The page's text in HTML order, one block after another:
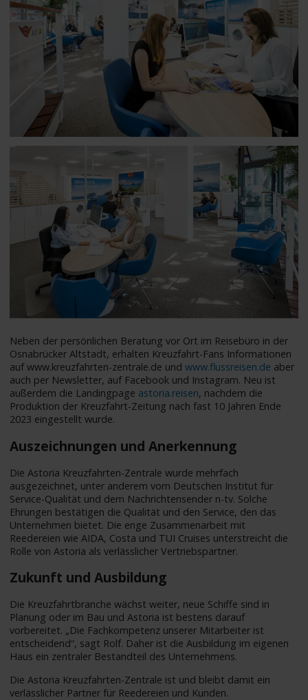
Neben der persönlichen Beratung vor Ort im Reisebüro in der
Osnabrücker Altstadt, erhalten Kreuzfahrt-Fans Informationen
auf www.kreuzfahrten-zentrale.de undwww.flussreisen.de aber
auch per Newsletter, auf Facebook und Instagram. Neu ist
außerdem die Landingpage astoria.reisen, nachdem die
Produktion der Kreuzfahrt-Zeitung nach fast 10 Jahren Ende
2023 eingestellt wurde.
Auszeichnungen und Anerkennung
Die Astoria Kreuzfahrten-Zentrale wurde mehrfach
ausgezeichnet, unter anderem vom Deutschen Institut für
Service-Qualität und dem Nachrichtensender n-tv. Solche
Ehrungen bestätigen die Qualität und den Service, den das
Unternehmen bietet. Die enge Zusammenarbeit mit
Reedereien wie AIDA, Costa und TUI Cruises unterstreicht die
Rolle von Astoria als verlässlicher Vertriebspartner.
Zukunft und Ausbildung
Die Kreuzfahrtbranche wächst weiter, neue Schiffe sind in
Planung oder im Bau und Astoria ist bestens darauf
vorbereitet. „Die Fachkompetenz unserer Mitarbeiter ist
entscheidend“, sagt Rolf. Daher ist die Ausbildung im eigenen
Haus ein zentraler Bestandteil des Unternehmens.
Die Astoria Kreuzfahrten-Zentrale ist und bleibt damit ein
verlässlicher Partner für Reedereien und Kunden.